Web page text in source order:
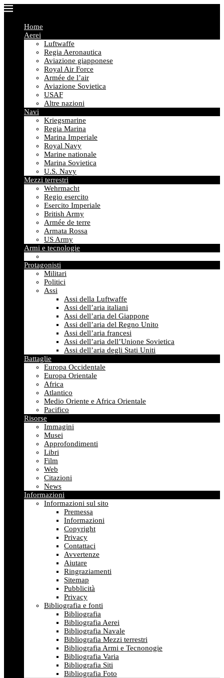
Home
Aerei
Luftwaffe
Regia Aeronautica
Aviazione giapponese
Royal Air Force
Armée de l’air
Aviazione Sovietica
USAF
Altre nazioni
Navi
Kriegsmarine
Regia Marina
Marina Imperiale
Royal Navy
Marine nationale
Marina Sovietica
U.S. Navy
Mezzi terrestri
Wehrmacht
Regio esercito
Esercito Imperiale
British Army
Armée de terre
Armata Rossa
US Army
Armi e tecnologie
Protagonisti
Militari
Politici
Assi
Assi della Luftwaffe
Assi dell’aria italiani
Assi dell’aria del Giappone
Assi dell’aria del Regno Unito
Assi dell’aria francesi
Assi dell’aria dell’Unione Sovietica
Assi dell’aria degli Stati Uniti
Battaglie
Europa Occidentale
Europa Orientale
Africa
Atlantico
Medio Oriente e Africa Orientale
Pacifico
Risorse
Immagini
Musei
Approfondimenti
Libri
Film
Web
Citazioni
News
Informazioni
Informazioni sul sito
Premessa
Informazioni
Copyright
Privacy
Contattaci
Avvertenze
Aiutare
Ringraziamenti
Sitemap
Pubblicità
Privacy
Bibliografia e fonti
Bibliografia
Bibliografia Aerei
Bibliografia Navale
Bibliografia Mezzi terrestri
Bibliografia Armi e Tecnonogie
Bibliografia Varia
Bibliografia Siti
Bibliografia Foto